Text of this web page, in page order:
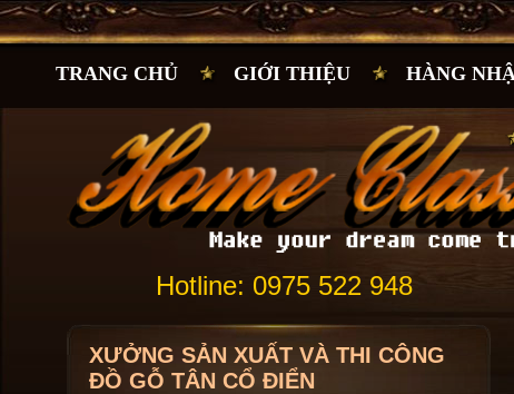
TRANG CHỦ GIỚI THIỆU HÀNG
Hotline: 0975 522 948
XƯỞNG SẢN XUẤT VÀ THI CÔNG
ĐỒ GỖ TÂN CỔ ĐIỂN